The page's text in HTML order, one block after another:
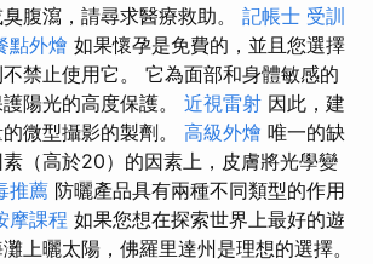
腹瀉，請尋求醫療救助。 記帳士 受訓
點外燴 如果懷孕是免費的，並且您選擇
禁止使用它。 它為面部和身體敏感的
陽光的高度保護。 近視雷射 因此，建
微型攝影的製劑。 高級外燴 唯一的缺
（高於20）的因素上，皮膚將光學變
推薦 防曬產品具有兩種不同類型的作用
摩課程 如果您想在探索世界上最好的遊
上曬太陽，佛羅里達州是理想的選擇。